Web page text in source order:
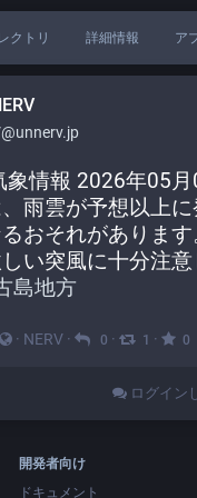
クトリ 詳細情報 ア
象情報 2026年05月
雨雲が予想以上
おそれがありま
い突風に十分注意
島地方
· NERV · 0 · 1 · 0
ログイン
開発者向け
ドキュメント